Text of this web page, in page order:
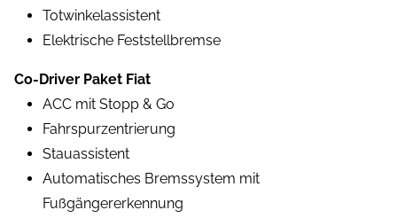
Totwinkelassistent
Elektrische Feststellbremse
Co-Driver Paket Fiat
ACC mit Stopp & Go
Fahrspurzentrierung
Stauassistent
Automatisches Bremssystem mit
Fußgängererkennung